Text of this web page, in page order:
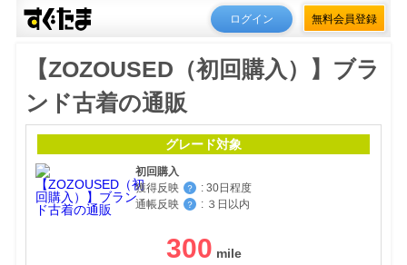
ログイン 無料会員登録
【ZOZOUSED（初回購入）】ブラ
ンド古着の通販
グレード対象
初回購入
獲得反映
？ : 30日程度
通帳反映
？ : ３日以内
300